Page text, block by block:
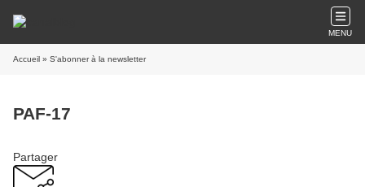
MENU
Accueil » S'abonner à la newsletter
PAF-17
Partager